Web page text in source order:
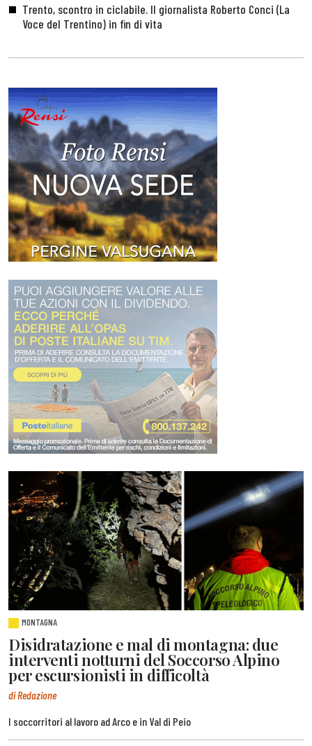
Trento, scontro in ciclabile. Il giornalista Roberto Conci (La
Voce del Trentino) in fin di vita
MONTAGNA
Disidratazione e mal di montagna: due
interventi notturni del Soccorso Alpino
per escursionisti in difficoltà
di Redazione
I soccorritori al lavoro ad Arco e in Val di Peio